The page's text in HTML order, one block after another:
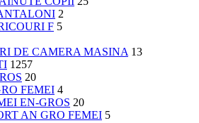
2
F 5
DE CAMERA MASINA 13
1257
20
FEMEI 4
EN-GROS 20
AN GRO FEMEI 5